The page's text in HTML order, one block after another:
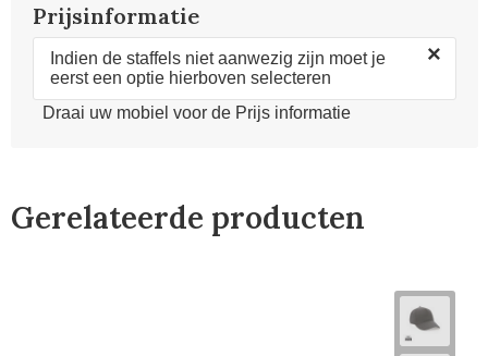
Prijsinformatie
Indien de staffels niet aanwezig zijn moet je
eerst een optie hierboven selecteren
×
Draai uw mobiel voor de Prijs informatie
Gerelateerde producten